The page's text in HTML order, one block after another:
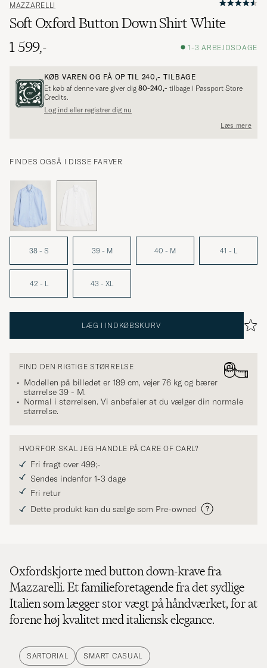
MAZZARELLI
Soft Oxford Button Down Shirt White
1 599,-
1-3 ARBEJDSDAGE
KØB VAREN OG FÅ OP TIL 240,- TILBAGE
Et køb af denne vare giver dig 80-240,- tilbage i Passport Store
Credits.
Log ind eller registrer dig nu
Læs mere
FINDES OGSÅ I DISSE FARVER
38 - S 39 - M 40 - M 41 - L
42 - L 43 - XL
LÆG I INDKØBSKURV
FIND DEN RIGTIGE STØRRELSE
Modellen på billedet er 189 cm, vejer 76 kg og bærer
størrelse 39 - M.
Normal i størrelsen. Vi anbefaler at du vælger din normale
størrelse.
HVORFOR SKAL JEG HANDLE PÅ CARE OF CARL?
Fri fragt over 499;-
Sendes indenfor 1-3 dage
Fri retur
Dette produkt kan du sælge som Pre-owned
Oxfordskjorte med button down-krave fra
Mazzarelli. Et familieforetagende fra det sydlige
Italien som lægger stor vægt på håndværket, for at
forene høj kvalitet med italiensk elegance.
SARTORIAL SMART CASUAL